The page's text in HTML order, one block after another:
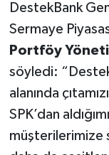
DestekBank
Sermaye
Portföy
söyledi:
alanında
SPK’dan
müşterilerimize